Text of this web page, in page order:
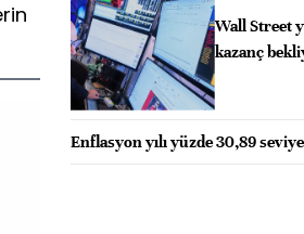
Wall Street
kazanç
Enflasyon yılı yüzde 30,89